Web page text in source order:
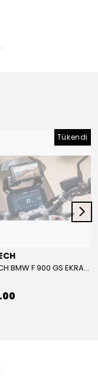
Tükendi
AEL-TECH BMW F 900 GS EKRAN/GÖSTERGE KORUYUCU 2024-2025